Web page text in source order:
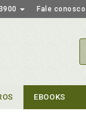
Fale conosco
EBOOKS